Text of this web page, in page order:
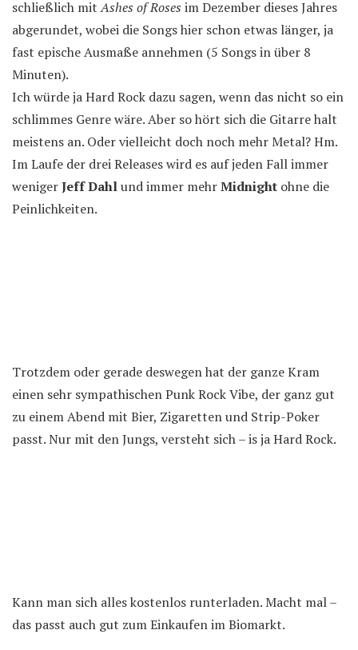
schließlich mitAshes of Roses im Dezember dieses Jahres
abgerundet, wobei die Songs hier schon etwas länger, ja
fast epische Ausmaße annehmen (5 Songs in über 8
Minuten).
Ich würde ja Hard Rock dazu sagen, wenn das nicht so ein
schlimmes Genre wäre. Aber so hört sich die Gitarre halt
meistens an. Oder vielleicht doch noch mehr Metal? Hm.
Im Laufe der drei Releases wird es auf jeden Fall immer
wenigerJeff Dahlund immer mehrMidnight ohne die
Peinlichkeiten.
Trotzdem oder gerade deswegen hat der ganze Kram
einen sehr sympathischen Punk Rock Vibe, der ganz gut
zu einem Abend mit Bier, Zigaretten und Strip-Poker
passt. Nur mit den Jungs, versteht sich – is ja Hard Rock.
Kann man sich alles kostenlos runterladen. Macht mal –
das passt auch gut zum Einkaufen im Biomarkt.